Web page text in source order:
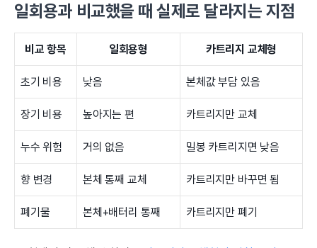
일회용과 비교했을 때 실제로 달라지는 지점
비교 항목 일회용형 카트리지 교체형
초기 비용 낮음 본체값 부담 있음
장기 비용 높아지는 편 카트리지만 교체
누수 위험 거의 없음 밀봉 카트리지면 낮음
향 변경 본체 통째 교체 카트리지만 바꾸면 됨
폐기물 본체+배터리 통째 카트리지만 폐기